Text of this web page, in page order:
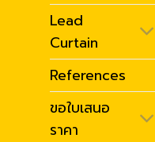
Lead
Curtain
References
ขอใบเสนอ
ราคา